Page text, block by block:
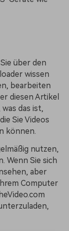
über den
wissen
bearbeiten
diesen Artikel
das ist,
Sie Videos
können.
nutzen,
Wenn Sie sich
aber
Computer